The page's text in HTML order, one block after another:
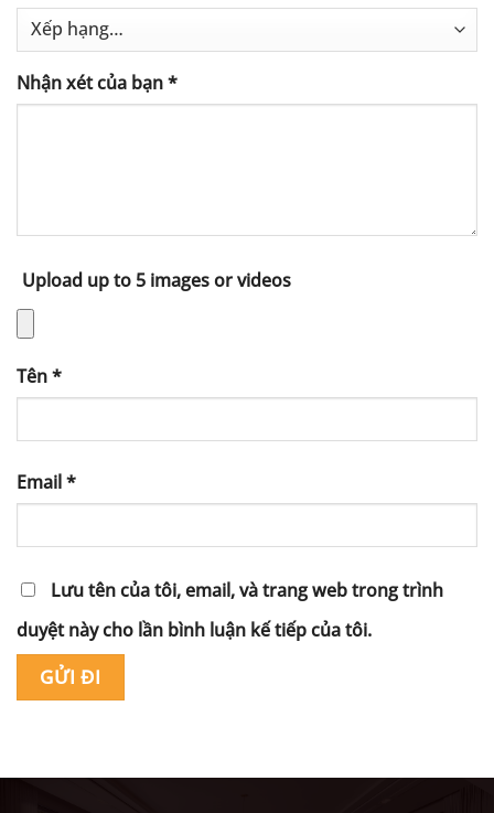
Nhận xét của bạn*
Upload up to 5 images or videos
Tên*
Email*
Lưu tên của tôi, email, và trang web trong trình
duyệt này cho lần bình luận kế tiếp của tôi.